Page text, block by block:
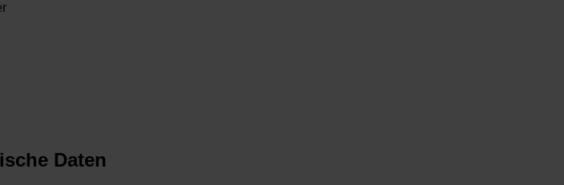
Daten